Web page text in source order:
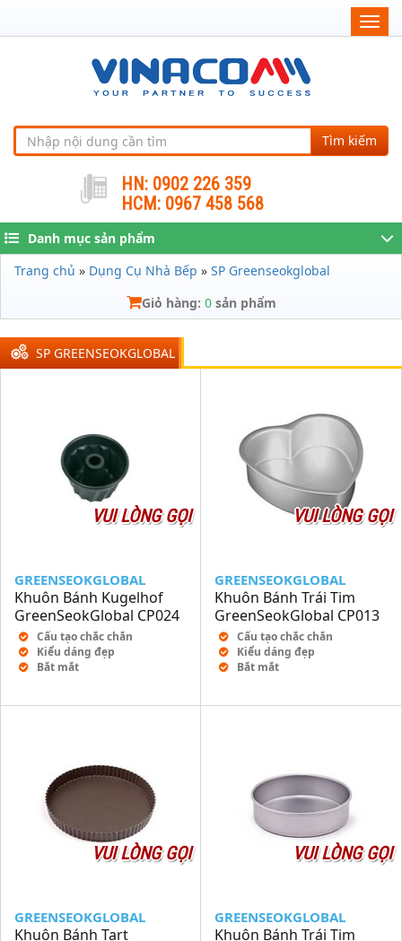
Tìm kiếm
HN: 0902 226 359
HCM: 0967 458 568
Danh mục sản phẩm
Trang chủ » Dụng Cụ Nhà Bếp » SP Greenseokglobal
Giỏ hàng: 0sản phẩm
SP GREENSEOKGLOBAL
VUI LÒNG GỌI
GREENSEOKGLOBAL
Khuôn Bánh Kugelhof
GreenSeokGlobal CP024
Cấu tạo chắc chắn
Kiểu dáng đẹp
Bắt mắt
VUI LÒNG GỌI
GREENSEOKGLOBAL
Khuôn Bánh Trái Tim
GreenSeokGlobal CP013
Cấu tạo chắc chắn
Kiểu dáng đẹp
Bắt mắt
VUI LÒNG GỌI
GREENSEOKGLOBAL
Khuôn Bánh Tart
VUI LÒNG GỌI
GREENSEOKGLOBAL
Khuôn Bánh Trái Tim